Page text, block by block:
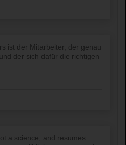
ist der Mitarbeiter, der genau
der sich dafür die richtigen
a science, and resumes